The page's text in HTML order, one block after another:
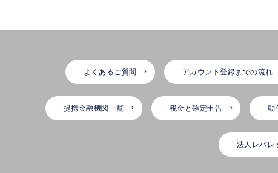
よくあるご質問 アカウント登録までの流れ
提携金融機関一覧 税金と確定申告 動
法人レバレ